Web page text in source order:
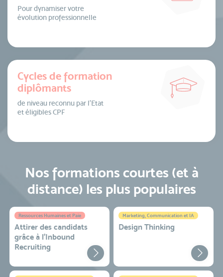
Pour dynamiser votre
évolution professionnelle
Cycles de formation
diplômants
de niveau reconnu par l’Etat
et éligibles CPF
Nos formations courtes (et à
distance) les plus populaires
Ressources Humaines et Paie
Attirer des candidats
grâce à l’Inbound
Recruiting
Marketing, Communication et IA
Design Thinking